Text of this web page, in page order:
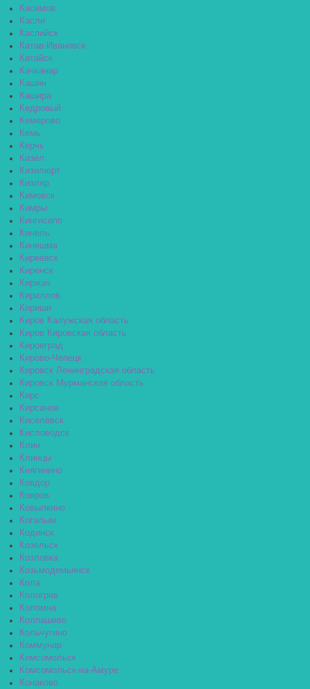
Касимов
Касли
Каспийск
Катав-Ивановск
Катайск
Качканар
Кашин
Кашира
Кедровый
Кемерово
Кемь
Керчь
Кизел
Кизилюрт
Кизляр
Кимовск
Кимры
Кингисепп
Кинель
Кинешма
Киреевск
Киренск
Киржач
Кириллов
Кириши
Киров Калужская область
Киров Кировская область
Кировград
Кирово-Чепецк
Кировск Ленинградская область
Кировск Мурманская область
Кирс
Кирсанов
Киселёвск
Кисловодск
Клин
Клинцы
Княгинино
Ковдор
Ковров
Ковылкино
Когалым
Кодинск
Козельск
Козловка
Козьмодемьянск
Кола
Кологрив
Коломна
Колпашево
Кольчугино
Коммунар
Комсомольск
Комсомольск-на-Амуре
Конаково